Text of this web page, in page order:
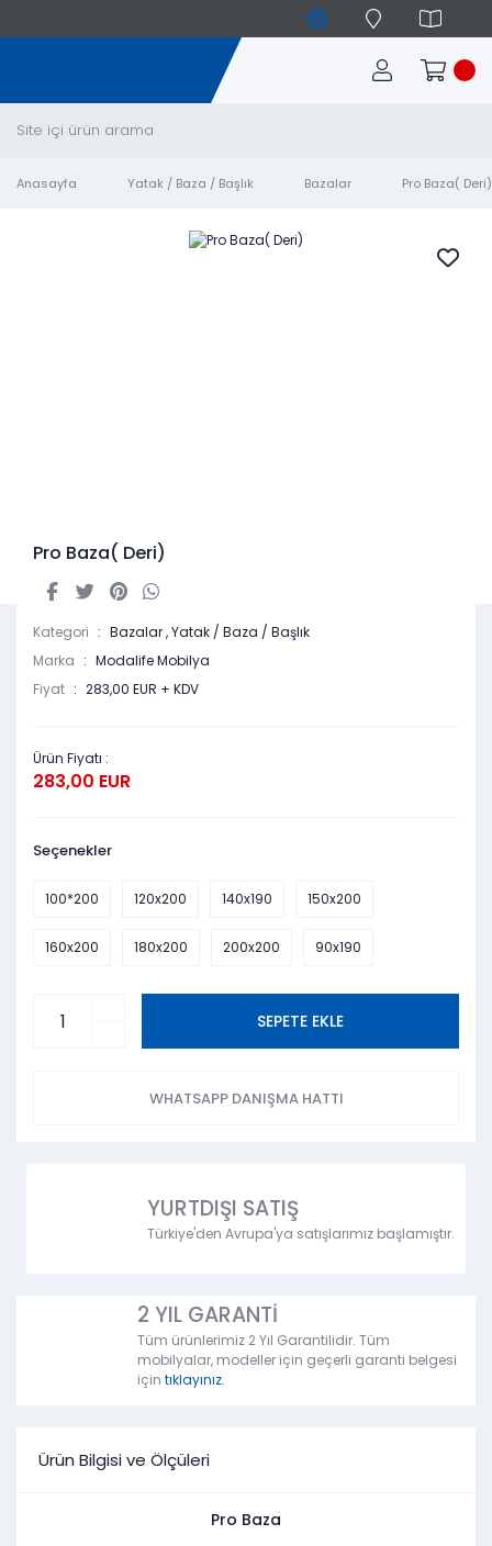
Anasayfa Yatak / Baza / Başlık Bazalar Pro Baza( Deri)
Pro Baza( Deri)
Kategori Bazalar,Yatak / Baza / Başlık
Marka
Modalife Mobilya
Fiyat
283,00 EUR + KDV
Ürün Fiyatı :
283,00 EUR
Seçenekler
100*200 120x200 140x190 150x200
160x200 180x200 200x200 90x190
SEPETE EKLE
WHATSAPP DANIŞMA HATTI
YURTDIŞI SATIŞ
Türkiye'den Avrupa'ya satışlarımız başlamıştır.
2 YIL GARANTİ
Tüm ürünlerimiz 2 Yıl Garantilidir. Tüm
mobilyalar, modeller için geçerli garanti belgesi
için tıklayınız.
Ürün Bilgisi ve Ölçüleri
Pro Baza